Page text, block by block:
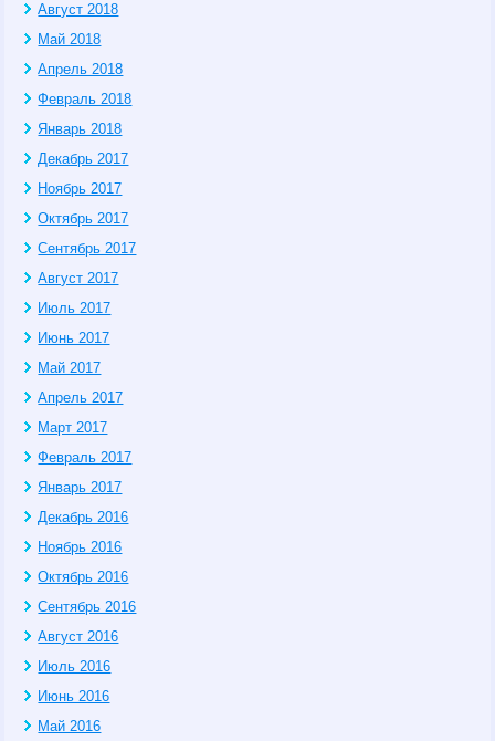
Август 2018
Май 2018
Апрель 2018
Февраль 2018
Январь 2018
Декабрь 2017
Ноябрь 2017
Октябрь 2017
Сентябрь 2017
Август 2017
Июль 2017
Июнь 2017
Май 2017
Апрель 2017
Март 2017
Февраль 2017
Январь 2017
Декабрь 2016
Ноябрь 2016
Октябрь 2016
Сентябрь 2016
Август 2016
Июль 2016
Июнь 2016
Май 2016